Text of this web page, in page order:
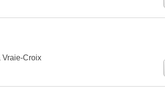
Vraie-Croix